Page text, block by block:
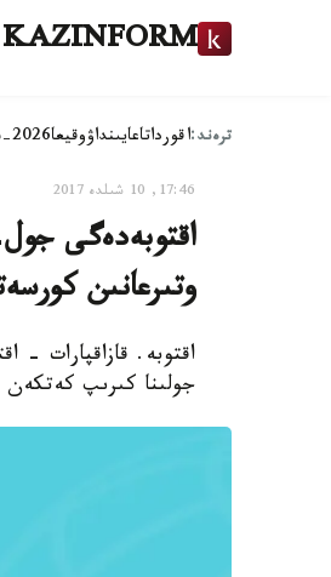
KAZINFORM
ترەند:اقورداتاعايىنداۋوقيعا2026-سايلاۋ
17:46, 10 شىلدە 2017
اقتوبەدەگى
وتىرعانىن
اقتوبە. قازاقپارات -
جولىنا كىرىپ كەتكەن